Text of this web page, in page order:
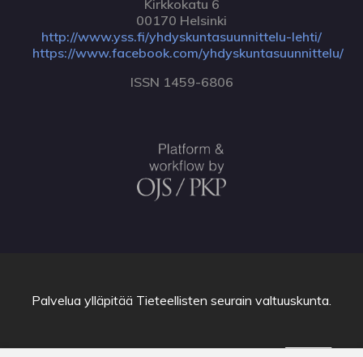
Kirkkokatu 6
00170 Helsinki
http://www.yss.fi/yhdyskuntasuunnittelu-lehti/
https://www.facebook.com/yhdyskuntasuunnittelu/
ISSN 1459-6806
Palvelua ylläpitää Tieteellisten seurain valtuuskunta.